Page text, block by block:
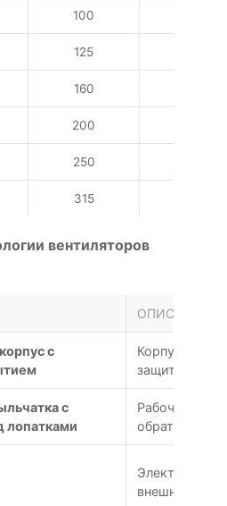
100
125
160
200
250
315
вентиляторов
ОПИСАНИЕ
с
Корпус из
защитным
с
лопатками
Рабочее
обратной
Электронно-
внешним